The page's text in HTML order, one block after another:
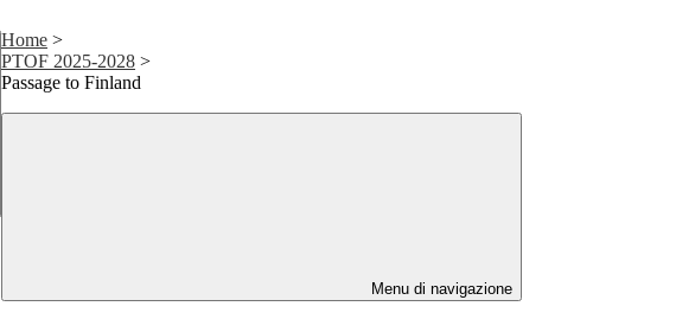
Home >
PTOF 2025-2028 >
Passage to Finland
Menu di navigazione